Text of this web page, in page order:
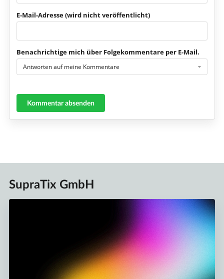
E-Mail-Adresse (wird nicht veröffentlicht)
Benachrichtige mich über Folgekommentare per E-Mail.
Antworten auf meine Kommentare
Kommentar absenden
SupraTix GmbH